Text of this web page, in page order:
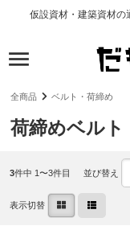
仮設資材・建築資材の
全商品 ベルト・荷締め
荷締めベルト
3件中 1〜3件目 並び替え
表示切替